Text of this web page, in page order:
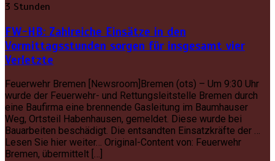
3 Stunden
FW-HB: Zahlreiche Einsätze in den
Vormittagsstunden sorgen für insgesamt vier
Verletzte
Feuerwehr Bremen [Newsroom]Bremen (ots) – Um 9:30 Uhr
wurde der Feuerwehr- und Rettungsleitstelle Bremen durch
eine Baufirma eine brennende Gasleitung im Baumhauser
Weg, Ortsteil Habenhausen, gemeldet. Diese wurde bei
Bauarbeiten beschädigt. Die entsandten Einsatzkräfte der …
Lesen Sie hier weiter… Original-Content von: Feuerwehr
Bremen, übermittelt […]